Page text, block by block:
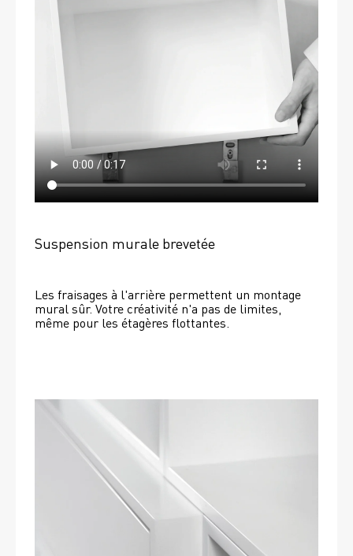
Suspension murale brevetée
Les fraisages à l'arrière permettent un montage
mural sûr. Votre créativité n'a pas de limites,
même pour les étagères flottantes.